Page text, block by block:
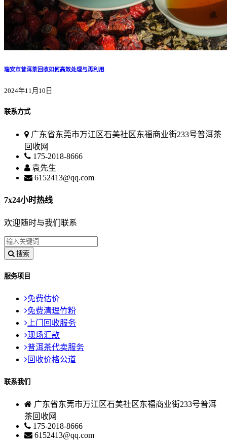
瑞安市普洱茶回收如何高效处理与再利用
2024年11月10日
联系方式
广东省东莞市万江区石美社区东福商业街233号普洱茶
回收网
175-2018-8666
袁先生
6152413@qq.com
7x24小时热线
欢迎随时与我们联系
搜索
服务项目
免费估价
免费清理竹粉
上门回收服务
现场汇款
普洱茶代卖服务
回收价格公道
联系我们
广东省东莞市万江区石美社区东福商业街233号普洱
茶回收网
175-2018-8666
6152413@qq.com